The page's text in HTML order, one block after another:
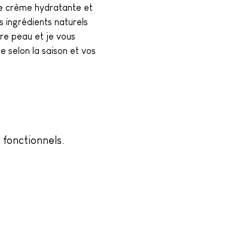
crème hydratante et
ingrédients naturels
peau et je vous
selon la saison et vos
fonctionnels.